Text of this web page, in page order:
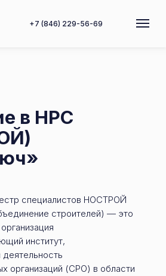
+7 (846) 229-56-69
специалистов НОСТРОЙ
строителей) — это
институт,
организаций (СРО) в области
в НРС